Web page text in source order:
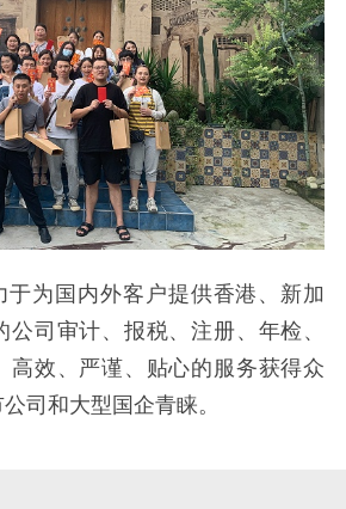
于为国内外客户提供香港、新加
司审计、报税、注册、年检、
高效、严谨、贴心的服务获得众
司和大型国企青睐。